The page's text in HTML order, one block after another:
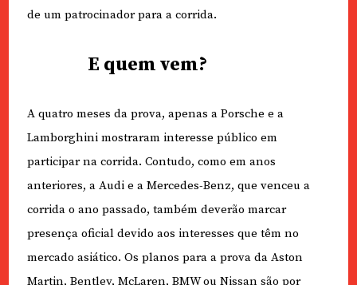
de um patrocinador para a corrida.
E quem vem?
A quatro meses da prova, apenas a Porsche e a
Lamborghini mostraram interesse público em
participar na corrida. Contudo, como em anos
anteriores, a Audi e a Mercedes-Benz, que venceu a
corrida o ano passado, também deverão marcar
presença oficial devido aos interesses que têm no
mercado asiático. Os planos para a prova da Aston
Martin, Bentley, McLaren, BMW ou Nissan são por